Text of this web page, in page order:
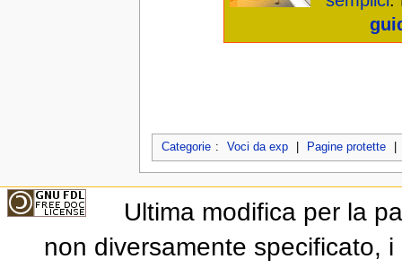
Categorie : Voci da exp Pagine protette
Ultima modifica per la
non diversamente specificato,